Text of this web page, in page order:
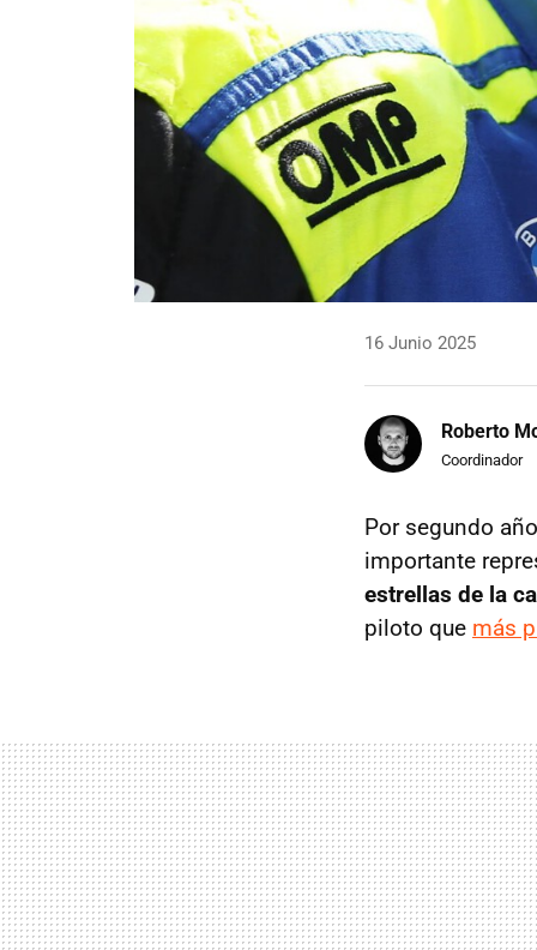
16 Junio 2025
Roberto
Coordinador
Por segundo
importante
estrellas de la
piloto que más